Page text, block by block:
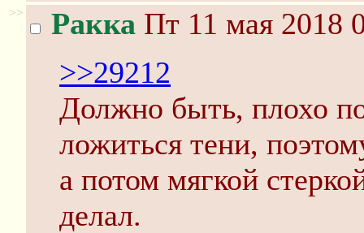
>> Ракка Пт 11 мая 2018
>>29212
Должно быть, плохо
ложиться тени,
а потом мягкой
делал.